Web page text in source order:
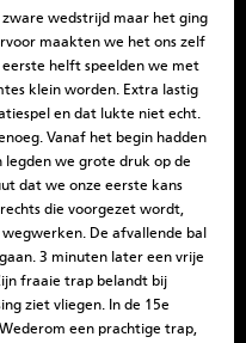
wedstrijd maar het ging
maakten we het ons zelf
eerste helft speelden we met
klein worden. Extra lastig
en dat lukte niet echt.
Vanaf het begin hadden
we grote druk op de
dat we onze eerste kans
die voorgezet wordt,
De afvallende bal
3 minuten later een vrije
fraaie trap belandt bij
ziet vliegen. In de 15e
een prachtige trap,